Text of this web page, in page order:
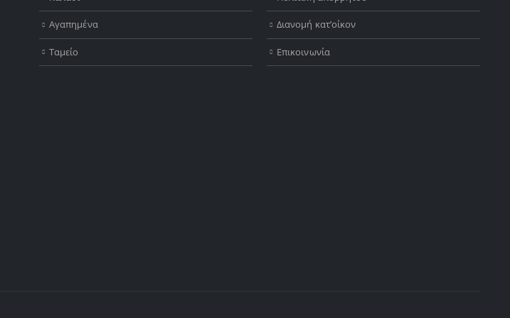
Αγαπημένα
Ταμείο
Διανομή κατ’οίκον
Επικοινωνία